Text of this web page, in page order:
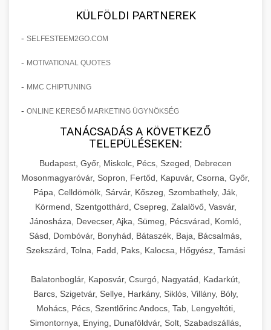
KÜLFÖLDI PARTNEREK
- SELFESTEEM2GO.COM
- MOTIVATIONAL QUOTES
- MMC CHIPTUNING
- ONLINE KERESŐ MARKETING ÜGYNÖKSÉG
TANÁCSADÁS A KÖVETKEZŐ
TELEPÜLÉSEKEN:
Budapest, Győr, Miskolc, Pécs, Szeged, Debrecen
Mosonmagyaróvár, Sopron, Fertőd, Kapuvár, Csorna, Győr,
Pápa, Celldömölk, Sárvár, Kőszeg, Szombathely, Ják,
Körmend, Szentgotthárd, Csepreg, Zalalövő, Vasvár,
Jánosháza, Devecser, Ajka, Sümeg, Pécsvárad, Komló,
Sásd, Dombóvár, Bonyhád, Bátaszék, Baja, Bácsalmás,
Szekszárd, Tolna, Fadd, Paks, Kalocsa, Hőgyész, Tamási
Balatonboglár, Kaposvár, Csurgó, Nagyatád, Kadarkút,
Barcs, Szigetvár, Sellye, Harkány, Siklós, Villány, Bóly,
Mohács, Pécs, Szentlőrinc Andocs, Tab, Lengyeltóti,
Simontornya, Enying, Dunaföldvár, Solt, Szabadszállás,